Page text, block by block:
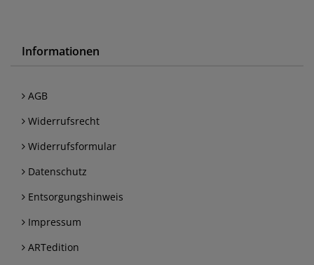
Informationen
AGB
Widerrufsrecht
Widerrufsformular
Datenschutz
Entsorgungshinweis
Impressum
ARTedition